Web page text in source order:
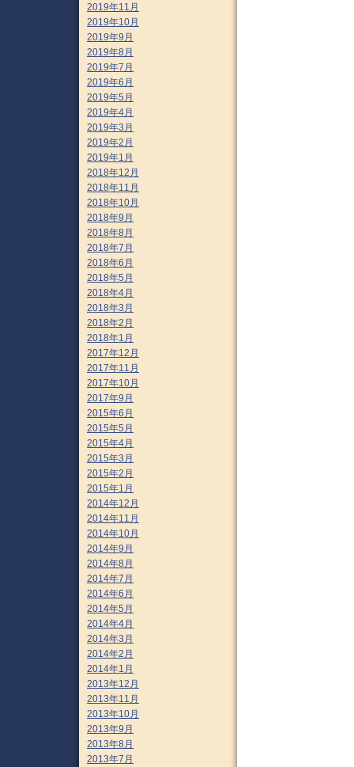
2019年11月
2019年10月
2019年9月
2019年8月
2019年7月
2019年6月
2019年5月
2019年4月
2019年3月
2019年2月
2019年1月
2018年12月
2018年11月
2018年10月
2018年9月
2018年8月
2018年7月
2018年6月
2018年5月
2018年4月
2018年3月
2018年2月
2018年1月
2017年12月
2017年11月
2017年10月
2017年9月
2015年6月
2015年5月
2015年4月
2015年3月
2015年2月
2015年1月
2014年12月
2014年11月
2014年10月
2014年9月
2014年8月
2014年7月
2014年6月
2014年5月
2014年4月
2014年3月
2014年2月
2014年1月
2013年12月
2013年11月
2013年10月
2013年9月
2013年8月
2013年7月